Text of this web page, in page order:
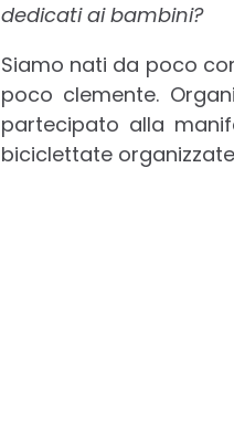
dedicati ai bambini?
Siamo nati da poco
poco clemente.
partecipato alla
biciclettate